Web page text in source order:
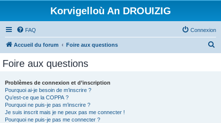
Korvigelloù An DROUIZIG
FAQ Connexion
Accueil du forum Foire aux questions
Foire aux questions
Problèmes de connexion et d’inscription
Pourquoi ai-je besoin de m’inscrire ?
Qu’est-ce que la COPPA ?
Pourquoi ne puis-je pas m’inscrire ?
Je suis inscrit mais je ne peux pas me connecter !
Pourquoi ne puis-je pas me connecter ?